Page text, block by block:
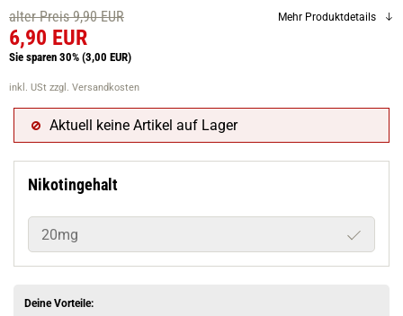
alter Preis 9,90 EUR
6,90 EUR
Sie sparen 30% (3,00 EUR)
inkl. USt zzgl. Versandkosten
Mehr Produktdetails
Aktuell keine Artikel auf Lager
Nikotingehalt
20mg
Deine Vorteile: